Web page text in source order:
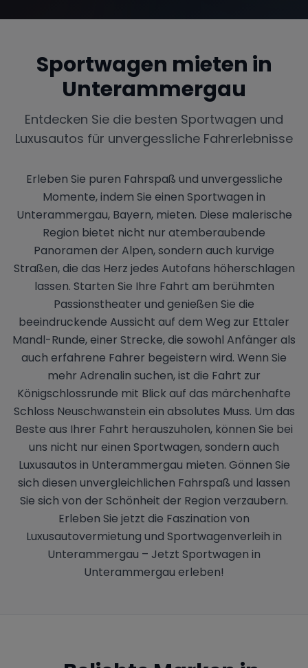
Sportwagen mieten in
Unterammergau
Entdecken Sie die besten Sportwagen und
Luxusautos für unvergessliche Fahrerlebnisse
Erleben Sie puren Fahrspaß und unvergessliche
Momente, indem Sie einen Sportwagen in
Unterammergau, Bayern, mieten. Diese malerische
Region bietet nicht nur atemberaubende
Panoramen der Alpen, sondern auch kurvige
Straßen, die das Herz jedes Autofans höherschlagen
lassen. Starten Sie Ihre Fahrt am berühmten
Passionstheater und genießen Sie die
beeindruckende Aussicht auf dem Weg zur Ettaler
Mandl-Runde, einer Strecke, die sowohl Anfänger als
auch erfahrene Fahrer begeistern wird. Wenn Sie
mehr Adrenalin suchen, ist die Fahrt zur
Königschlossrunde mit Blick auf das märchenhafte
Schloss Neuschwanstein ein absolutes Muss. Um das
Beste aus Ihrer Fahrt herauszuholen, können Sie bei
uns nicht nur einen Sportwagen, sondern auch
Luxusautos in Unterammergau mieten. Gönnen Sie
sich diesen unvergleichlichen Fahrspaß und lassen
Sie sich von der Schönheit der Region verzaubern.
Erleben Sie jetzt die Faszination von
Luxusautovermietung und Sportwagenverleih in
Unterammergau – Jetzt Sportwagen in
Unterammergau erleben!